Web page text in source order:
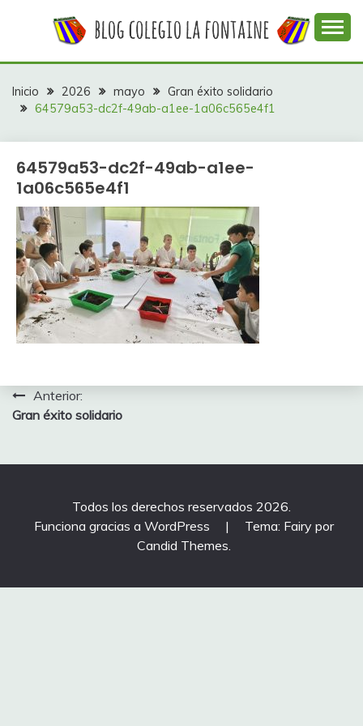
COLEGIO LA
FONTAINE
colegio La Fontaine
Inicio 2026 mayo
Gran éxito solidario
64579a53-dc2f-49ab-a1ee-1a06c565e4f1
64579a53-dc2f-49ab-a1ee-
1a06c565e4f1
Navegación
de
entradas
Anterior:
Gran éxito solidario
Todos los derechos reservados 2026.
Funciona gracias a WordPress
|
Tema: Fairy por
Candid Themes